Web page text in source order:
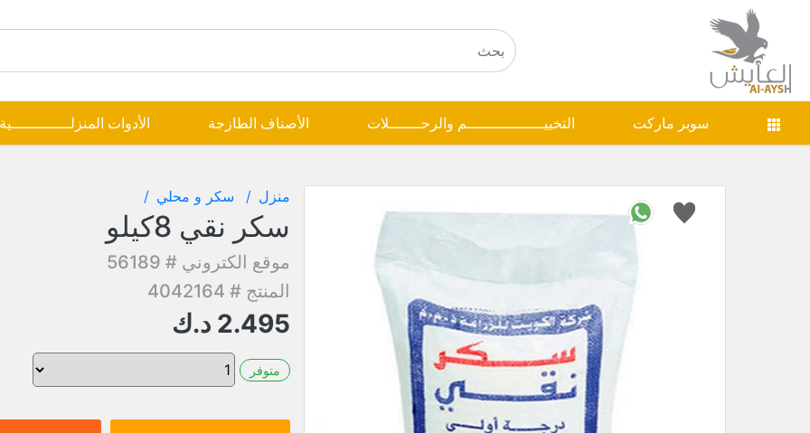
سوبر ماركت التخييـــــــــــــــــم والرحـــــــلات الأصناف الطازجة الأدوات المنزلـــــــــــــية
منزل سكر و محلي
سكر نقي 8كيلو
موقع الكتروني # 56189
المنتج # 4042164
2.495 د.ك
متوفر